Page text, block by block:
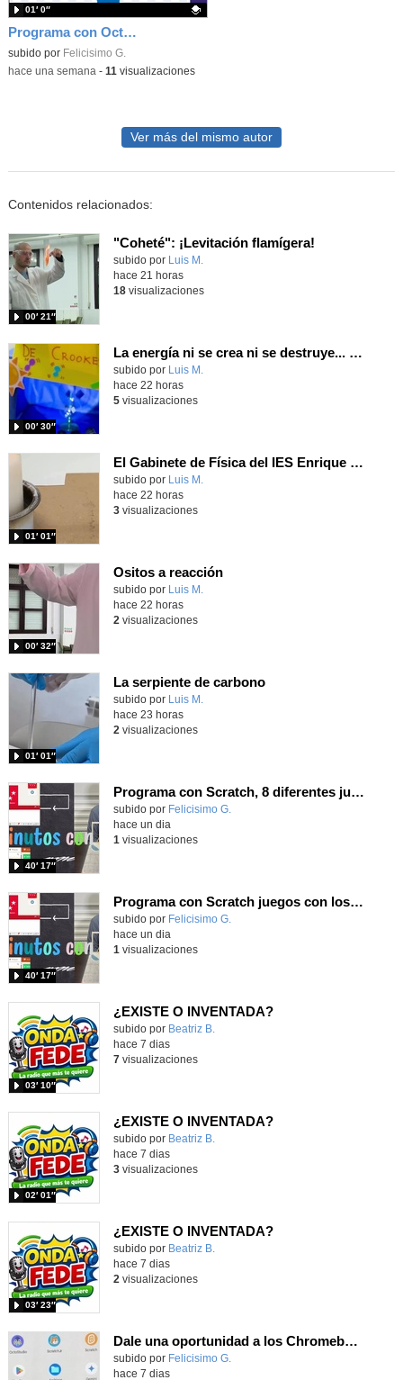
Programa con OctoStudio, un juego homenajeando al House of the dead con Zombies
Contenido educativo.
subido por Felicisimo G.
01′ 0″
-hace una semana - 11 visualizaciones
Ver más del mismo autor
Contenidos relacionados:
"Coheté": ¡Levitación flamígera!
Contenido educativo.
subido por Luis M.
00′ 21″
hace 21 horas
18visualizaciones
La energía ni se crea ni se destruye... ¡se experimenta! El Tierno en la Feria Madrid es Ciencia 2026
Contenido educativo.
subido por Luis M.
00′ 30″
hace 22 horas
5visualizaciones
El Gabinete de Física del IES Enrique Tierno Galván de Parla (Curso 25-26)
Contenido educativo.
subido por Luis M.
01′ 01″
hace 22 horas
3visualizaciones
Ositos a reacción
Contenido educativo.
subido por Luis M.
00′ 32″
hace 22 horas
2 visualizaciones
La serpiente de carbono
Contenido educativo.
subido por Luis M.
01′ 01″
hace 23 horas
2 visualizaciones
Programa con Scratch, 8 diferentes juegos para vivir la emoción de los partidos de España en el mundial 2026
Contenido educativo.
subido por Felicisimo G.
40′ 17″
hace un dia
1 visualizaciones
Programa con Scratch juegos con los partidos del mundial 2026 ganados por España
Contenido educativo.
subido por Felicisimo G.
40′ 17″
hace un dia
1 visualizaciones
¿EXISTE O INVENTADA?
Contenido educativo.
subido por Beatriz B.
03′ 10″
hace 7 dias
7visualizaciones
¿EXISTE O INVENTADA?
Contenido educativo.
subido por Beatriz B.
02′ 01″
hace 7 dias
3visualizaciones
¿EXISTE O INVENTADA?
Contenido educativo.
subido por Beatriz B.
03′ 23″
hace 7 dias
2 visualizaciones
Dale una oportunidad a los Chromebooks y utiliza un proyector para realizar talleres si no tienes pantallas táctiles
Contenido educativo.
subido por Felicisimo G.
hace 7 dias